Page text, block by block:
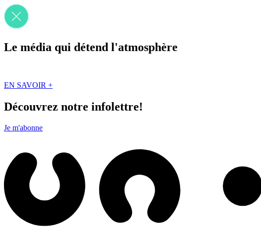
Le média qui détend l'atmosphère
EN SAVOIR +
Découvrez notre infolettre!
Je m'abonne